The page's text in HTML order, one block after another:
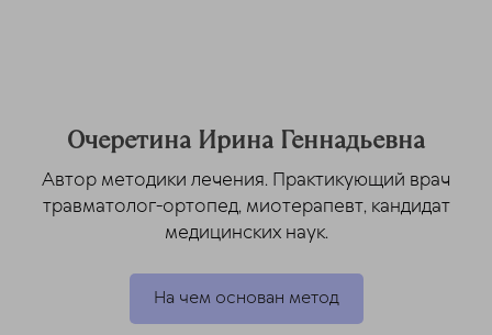
Очеретина Ирина Геннадьевна
Автор методики лечения. Практикующий врач
травматолог-ортопед, миотерапевт, кандидат
медицинских наук.
На чем основан метод